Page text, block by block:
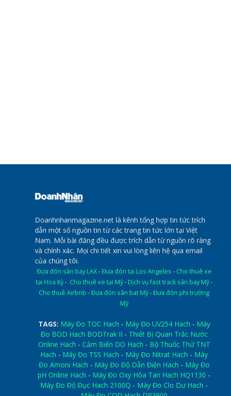
Doanhnhanmagazine.net là kênh tổng hợp tin tức trích
dẫn một số nguồn tin từ các trang tin tức lớn tại Việt
Nam. Mỗi bài đăng đều được trích dẫn từ nguồn rõ ràng
và chính xác. Mọi chi tiết xin vui lòng liên hệ qua email
của chúng tôi.
Đưa đón sân bay LAX-Đưa đón tại Los Angeles - Cho thuê xe
tại Hoa Kỳ- Cho thuê xe tại Mỹ- Dịch vụ fast track sân bay Mỹ-
Cho thuê Airbnb -Đưa đón sân bat Mỹ-Đưa đón phi trường
Mỹ
TAGS: Máy Đo TOC Hach - Máy Đo UV254 Hach - Máy
Đo BOD Hach BODTrak II - Thiết Bị Quan Trắc Nước
Online Hach - Cảm Biến DO Hach - Bộ Thuốc Thử TNT
Hach - Máy Đo TSS Hach - Máy Đo Nitrat Hach - Máy
Đo Amoni Hach - Máy Đo Độ Dẫn Điện Hach - Máy Đo
pH Online Hach - Máy Đo Oxy Hòa Tan Hach HQ1130 -
Máy Đo Độ Đục Hach 2100Q - Máy Đo Clo Dư Hach -